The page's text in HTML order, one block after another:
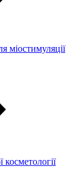
міостимуляції
косметології